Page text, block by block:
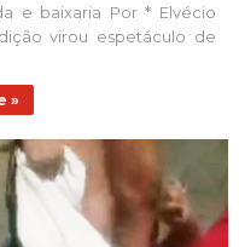
e baixaria Por * Elvécio
virou espetáculo de
»